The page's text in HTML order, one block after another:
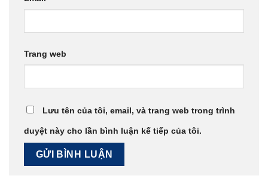
Trang web
Lưu tên của tôi, email, và trang web trong trình
duyệt này cho lần bình luận kế tiếp của tôi.